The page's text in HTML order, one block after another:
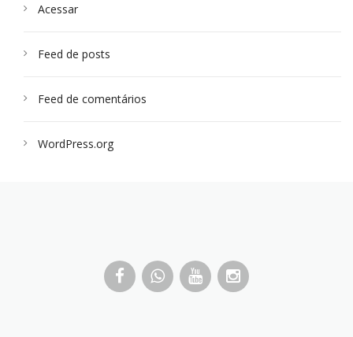
Acessar
Feed de posts
Feed de comentários
WordPress.org